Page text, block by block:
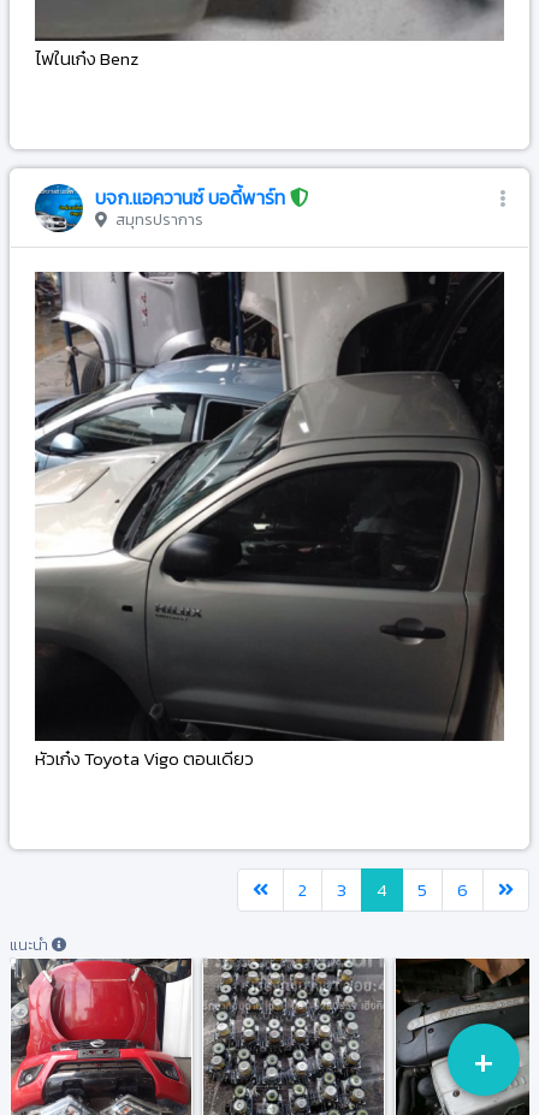
ไฟในเก๋ง Benz
บจก.แอควานซ์ บอดี้พาร์ท
สมุทรปราการ
หัวเก๋ง Toyota Vigo ตอนเดียว
2 3 4 5 6
แนะนำ
+